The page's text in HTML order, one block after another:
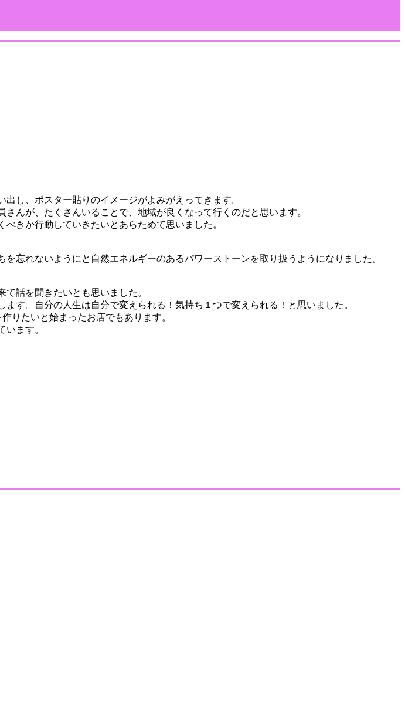
し、ポスター貼りのイメージがよみがえってきます。
んが、たくさんいることで、地域が良くなって行くのだと思います。⁡
きか行動していきたいとあらためて思いました。⁡
忘れないようにと自然エネルギーのあるパワーストーンを取り扱うようになりました。⁡
話を聞きたいとも思いました。⁡
す。自分の人生は自分で変えられる！気持ち１つで変えられる！と思いました。⁡
りたいと始まったお店でもあります。
ます。⁡